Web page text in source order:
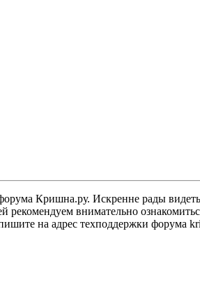
Кришна.ру. Искренне рады
рекомендуем внимательно
на адрес техподдержки